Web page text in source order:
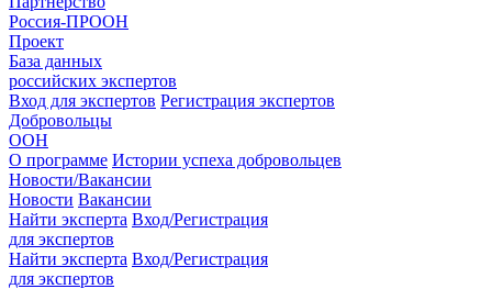
Россия-ПРООН
Проект
База данных
российских экспертов
Вход для экспертов Регистрация экспертов
Добровольцы
ООН
О программе Истории успеха добровольцев
Новости/Вакансии
Новости Вакансии
Найти эксперта Вход/Регистрация
для экспертов
Найти эксперта Вход/Регистрация
для экспертов